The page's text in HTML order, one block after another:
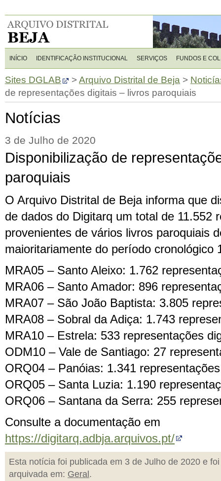
INÍCIO IDENTIFICAÇÃO INSTITUCIONAL SERVIÇOS FUNDOS E
Sites DGLAB >Arquivo Distrital de Beja >
de representações digitais – livros paroquiais
Notícias
3 de Julho de 2020
Disponibilização de
paroquiais
O Arquivo Distrital de Beja informa que
de dados do Digitarq um total de 11.552
provenientes de vários livros paroquiais
maioritariamente do período cronológico
MRA05 – Santo Aleixo: 1.762
MRA06 – Santo Amador: 896
MRA07 – São João Baptista: 3.805
MRA08 – Sobral da Adiça: 1.743
MRA10 – Estrela: 533 representações
ODM10 – Vale de Santiago: 27
ORQ04 – Panóias: 1.341
ORQ05 – Santa Luzia: 1.190
ORQ06 – Santana da Serra: 255
Consulte a documentação em
https://digitarq.adbja.arquivos.pt/
Esta notícia foi publicada em 3 de Julho de 2020 e foi
arquivada em: Geral .